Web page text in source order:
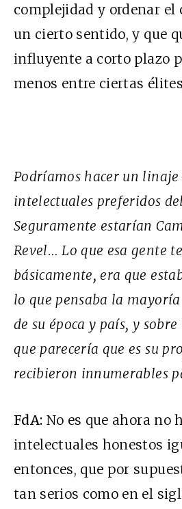
complejidad y ordenar el
un cierto sentido, y que
influyente a corto plazo
menos entre ciertas
Podríamos hacer un linaje
intelectuales preferidos
Seguramente estarían
Revel… Lo que esa gente
básicamente, era que
lo que pensaba la
de su época y país, y
que parecería que es su
recibieron innumerables
FdA: No es que ahora no
intelectuales honestos
entonces, que por
tan serios como en el